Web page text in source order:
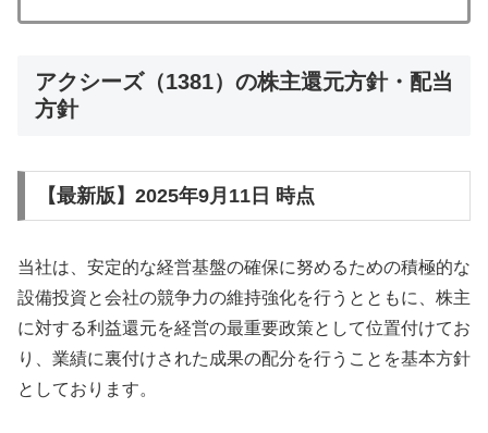
アクシーズ（1381）の株主還元方針・配当
方針
【最新版】2025年9月11日 時点
当社は、安定的な経営基盤の確保に努めるための積極的な
設備投資と会社の競争力の維持強化を行うとともに、株主
に対する利益還元を経営の最重要政策として位置付けてお
り、業績に裏付けされた成果の配分を行うことを基本方針
としております。